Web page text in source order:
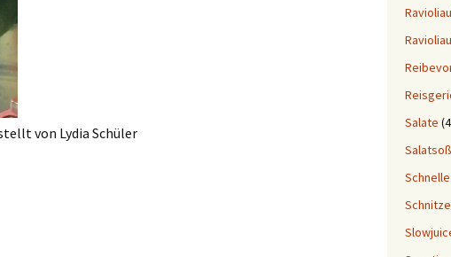
von Lydia Schüler
Salate